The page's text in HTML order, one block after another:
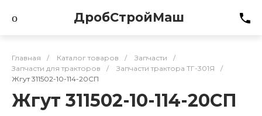
ДробСтройМаш
Главная / Каталог товаров / Запчасти
/
Запчасти для тракторов
/ Запчасти трактора ТГ-301Я
/
Жгут 311502-10-114-20СП
Жгут 311502-10-114-20СП